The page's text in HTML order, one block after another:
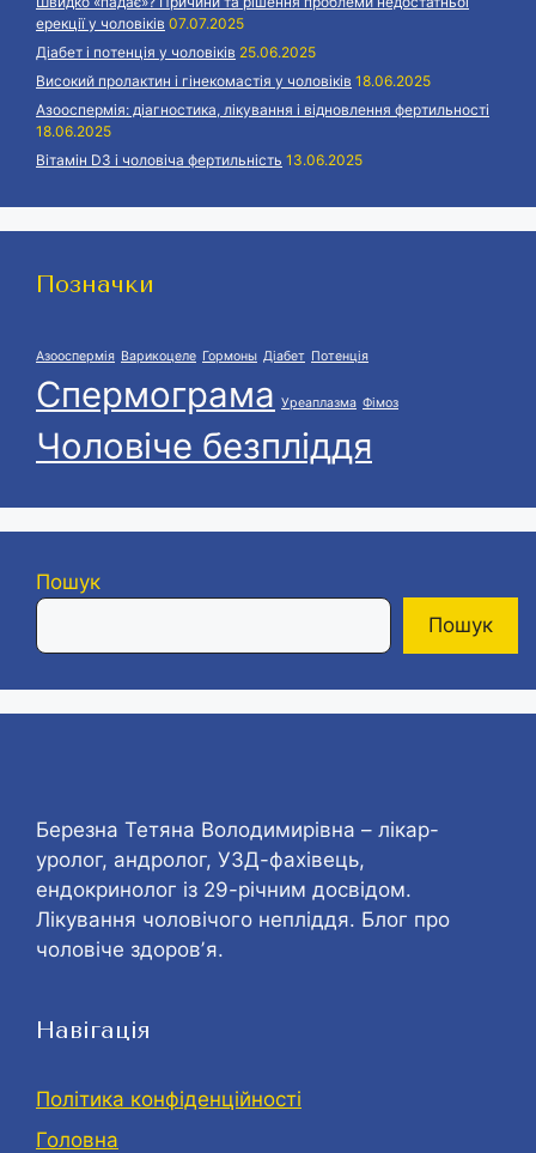
ерекції у чоловіків 07.07.2025
Діабет і потенція у чоловіків 25.06.2025
Високий пролактин і гінекомастія у чоловіків 18.06.2025
Азооспермія: діагностика, лікування і відновлення фертильності
18.06.2025
Вітамін D3 і чоловіча фертильність 13.06.2025
Позначки
Азооспермія Варикоцеле Гормоны Діабет Потенція
Спермограма Уреаплазма Фімоз
Чоловіче безпліддя
Пошук
Пошук
Березна Тетяна Володимирівна – лікар-
уролог, андролог, УЗД-фахівець,
ендокринолог із 29-річним досвідом.
Лікування чоловічого непліддя. Блог про
чоловіче здоровʼя.
Навігація
Політика конфіденційності
Головна